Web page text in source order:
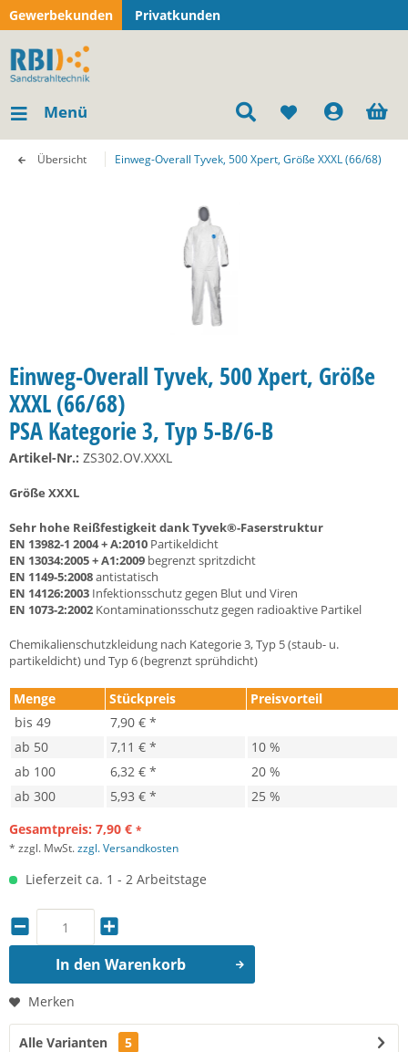
Gewerbekunden Privatkunden
Menü
Übersicht Einweg-Overall Tyvek, 500 Xpert, Größe XXXL (66/68)
Einweg-Overall Tyvek, 500 Xpert, Größe
XXXL (66/68)
PSA Kategorie 3, Typ 5-B/6-B
Artikel-Nr.: ZS302.OV.XXXL
Größe XXXL
Sehr hohe Reißfestigkeit dank Tyvek®-Faserstruktur
EN 13982-1 2004 + A:2010 Partikeldicht
EN 13034:2005 + A1:2009 begrenzt spritzdicht
EN 1149-5:2008antistatisch
EN 14126:2003 Infektionsschutz gegen Blut und Viren
EN 1073-2:2002 Kontaminationsschutz gegen radioaktive Partikel
Chemikalienschutzkleidung nach Kategorie 3, Typ 5 (staub- u.
partikeldicht) und Typ 6 (begrenzt sprühdicht)
Menge Stückpreis
Preisvorteil
bis 49
7,90 € *
ab 50 7,11 € *
10 %
ab 100 6,32 € *
20 %
ab 300 5,93 € *
25 %
Gesamtpreis: 7,90 € *
* zzgl. MwSt.zzgl. Versandkosten
Lieferzeit ca. 1 - 2 Arbeitstage
In den Warenkorb
Merken
Alle Varianten
5